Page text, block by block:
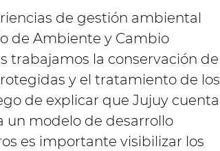
de gestión ambiental
de Ambiente y Cambio
trabajamos la conservación de
y el tratamiento de los
de explicar que Jujuy cuenta
un modelo de desarrollo
es importante visibilizar los